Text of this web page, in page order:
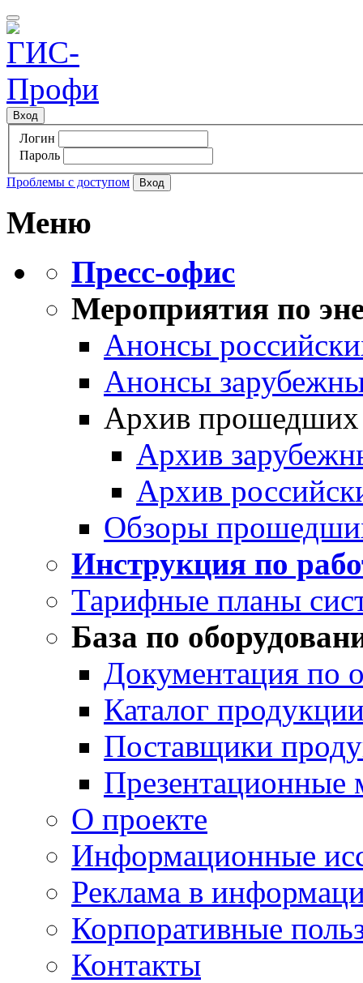
Вход
Логин
Пароль
Проблемы с доступом
Меню
Пресс-офис
Мероприятия по
Анонсы
Анонсы
Архив прошедших
Архив
Архив
Обзоры
Инструкция по
Тарифные планы
База по
Документация по
Каталог
Поставщики
Презентационные
О проекте
Информационные
Реклама в
Корпоративные
Контакты